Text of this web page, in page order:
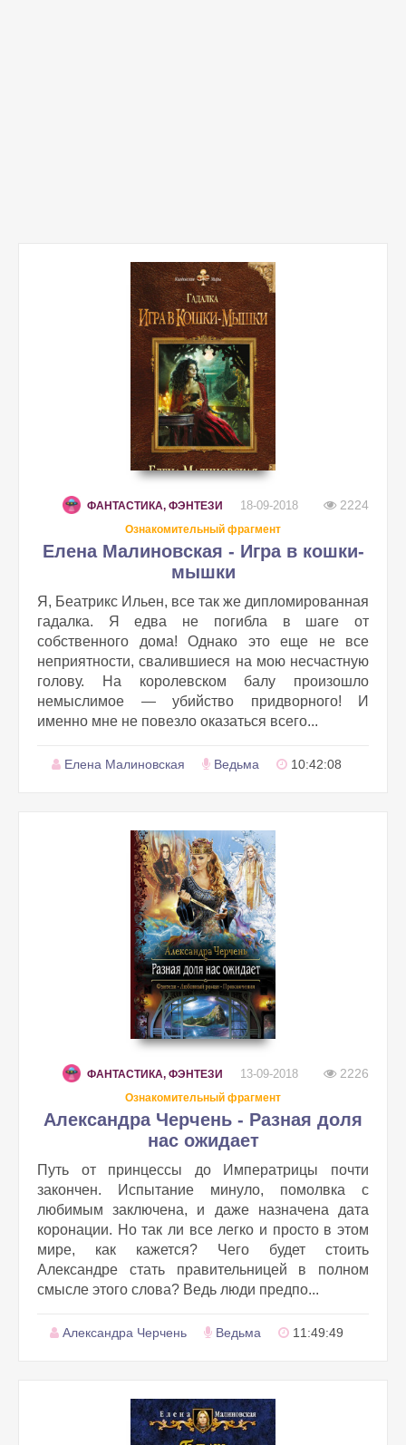
ФАНТАСТИКА, ФЭНТЕЗИ 18-09-2018 2224
Ознакомительный фрагмент
Елена Малиновская - Игра в кошки-
мышки
Я, Беатрикс Ильен, все так же дипломированная
гадалка. Я едва не погибла в шаге от
собственного дома! Однако это еще не все
неприятности, свалившиеся на мою несчастную
голову. На королевском балу произошло
немыслимое — убийство придворного! И
именно мне не повезло оказаться всего...
Елена Малиновская Ведьма 10:42:08
ФАНТАСТИКА, ФЭНТЕЗИ 13-09-2018 2226
Ознакомительный фрагмент
Александра Черчень - Разная доля
нас ожидает
Путь от принцессы до Императрицы почти
закончен. Испытание минуло, помолвка с
любимым заключена, и даже назначена дата
коронации. Но так ли все легко и просто в этом
мире, как кажется? Чего будет стоить
Александре стать правительницей в полном
смысле этого слова? Ведь люди предпо...
Александра Черчень Ведьма 11:49:49